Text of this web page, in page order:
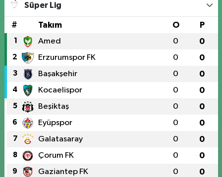
Süper Lig
# Takım O P
1 Amed 0 0
2 Erzurumspor FK 0 0
3 Başakşehir 0 0
4 Kocaelispor 0 0
5 Beşiktaş 0 0
6 Eyüpspor 0 0
7 Galatasaray 0 0
8 Çorum FK 0 0
9 Gaziantep FK 0 0